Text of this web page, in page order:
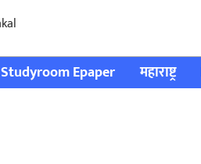
Studyroom Epaper महाराष्ट्र